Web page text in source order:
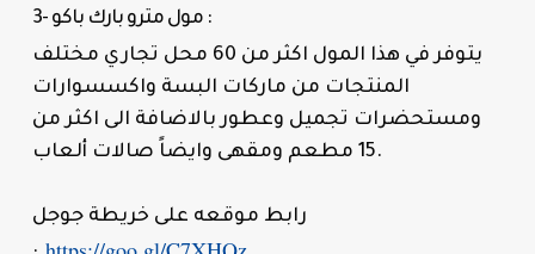
3- مول مترو بارك باكو :
يتوفر في هذا المول اكثر من 60 محل تجاري مختلف
المنتجات من ماركات البسة واكسسوارات
ومستحضرات تجميل وعطور بالاضافة الى اكثر من
15 مطعم ومقهى وايضاً صالات ألعاب.
رابط موقعه على خريطة جوجل